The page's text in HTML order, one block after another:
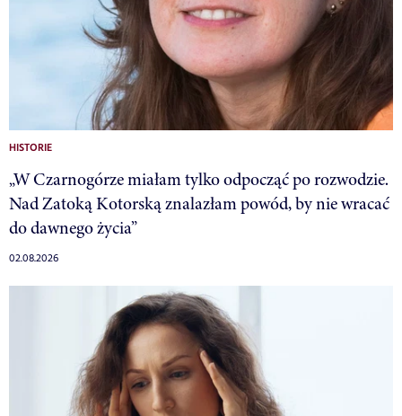
HISTORIE
„W Czarnogórze miałam tylko odpocząć po rozwodzie.
Nad Zatoką Kotorską znalazłam powód, by nie wracać
do dawnego życia”
02.08.2026